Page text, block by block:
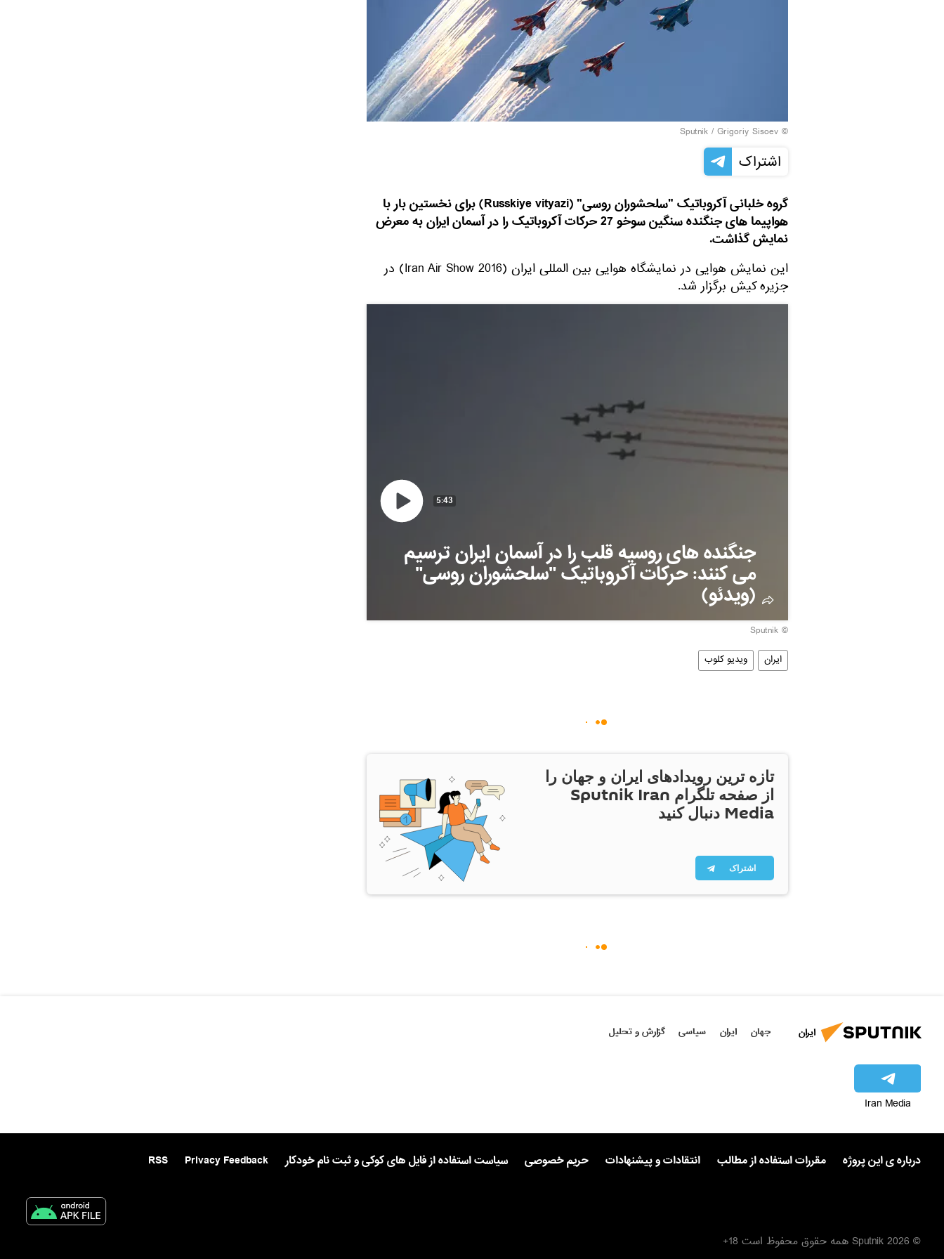
© Sputnik / Grigoriy Sisoev
اشتراک
گروه خلبانی آکروباتیک "سلحشوران روسی" (Russkiye vityazi) برای نخستین بار با
هواپیما های جنگنده سنگین سوخو 27 حرکات آکروباتیک را در آسمان ایران به معرض
نمایش گذاشت.
این نمایش هوایی در نمایشگاه هوایی بین المللی ایران (Iran Air Show 2016) در
جزیره کیش برگزار شد.
جنگنده های روسیه قلب را در آسمان ایران ترسیم
می کنند: حرکات آکروباتیک "سلحشوران روسی"
(ویدئو)
5:43
© Sputnik
ایران
ویدیو کلوب
تازه ترین رویدادهای ایران و جهان را
از صفحه تلگرام Sputnik Iran
Media دنبال کنید
اشتراک
ایران جهان ایران سیاسی گزارش و تحلیل
Iran Media
درباره ی این پروژه مقررات استفاده از مطالب انتقادات و پیشنهادات حریم خصوصی سیاست استفاده از فایل های کوکی و ثبت نام خودکار Privacy Feedback
RSS
© 2026 Sputnik همه حقوق محفوظ است 18+